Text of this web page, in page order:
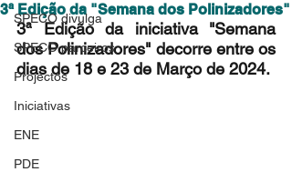
SPECO divulga
SPECO parceiros
Projectos
Iniciativas
ENE
PDE
3ª Edição da "Semana dos Polinizadores"
3ª Edição da iniciativa "Semana
dos Polinizadores" decorre entre os
dias de 18 e 23 de Março de 2024.